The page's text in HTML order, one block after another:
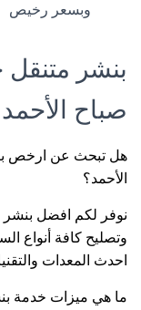
وبسعر رخيص
بنشر
صباح الأحمد
هل تبحث عن ارخص
الأحمد؟
نوفر لكم افضل بنشر
وتصليح كافة أنواع
احدث المعدات
ما هي ميزات خدمة